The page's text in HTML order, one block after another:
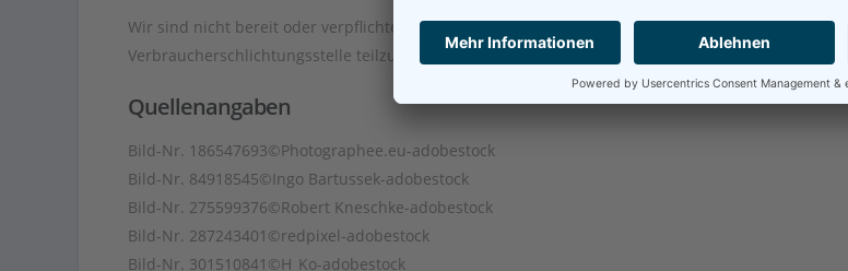
Wir sind nicht bereit oder verpflichtet, an Streitbeilegungsverfahren vor einer
Verbraucherschlichtungsstelle teilzunehmen.
Quellenangaben
Bild-Nr. 186547693©Photographee.eu-adobestock
Bild-Nr. 84918545©Ingo Bartussek-adobestock
Bild-Nr. 275599376©Robert Kneschke-adobestock
Bild-Nr. 287243401©redpixel-adobestock
Bild-Nr. 301510841©H_Ko-adobestock